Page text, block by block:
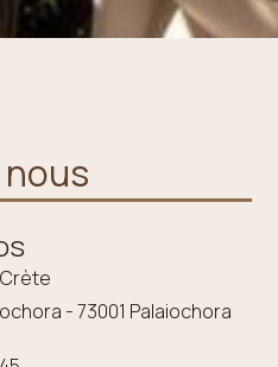
- 73001 Palaiochora